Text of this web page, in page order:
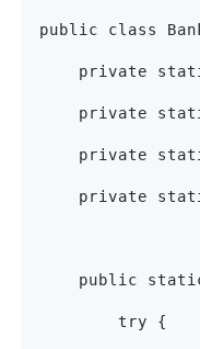
public class
private
private
private
private
public
        try {